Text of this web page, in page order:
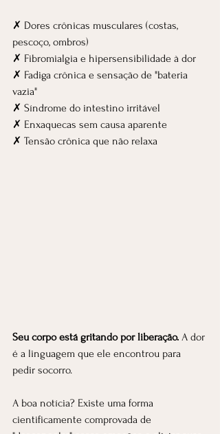
✗ Dores crônicas musculares (costas,
pescoço, ombros)
✗ Fibromialgia e hipersensibilidade à dor
✗ Fadiga crônica e sensação de "bateria
vazia"
✗ Síndrome do intestino irritável
✗ Enxaquecas sem causa aparente
✗ Tensão crônica que não relaxa
Seu corpo está gritando por liberação. A dor
é a linguagem que ele encontrou para
pedir socorro.
A boa notícia? Existe uma forma
cientificamente comprovada de